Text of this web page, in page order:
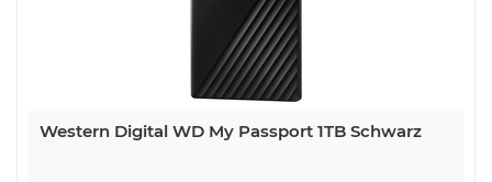
Western Digital WD My Passport 1TB Schwarz